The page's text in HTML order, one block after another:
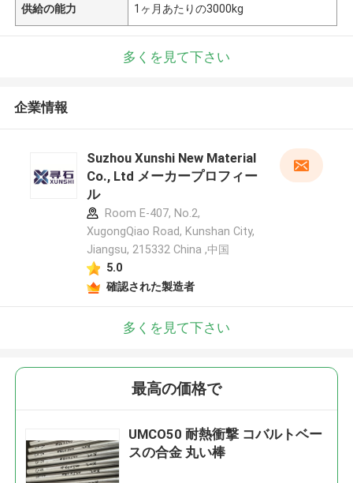
供給の能力 1ヶ月あたりの3000kg
多くを見て下さい
企業情報
Suzhou Xunshi New Material
Co., Ltd メーカープロフィー
ル
Room E-407, No.2,
XugongQiao Road, Kunshan City,
Jiangsu, 215332 China ,中国
5.0
確認された製造者
多くを見て下さい
最高の価格で
UMCO50 耐熱衝撃 コバルトベー
スの合金 丸い棒